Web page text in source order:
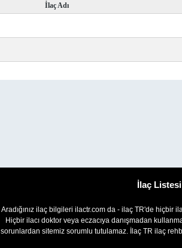
İlaç Adı
İlaç Listesi
Aradığınız ilaç bilgileri ilactr.com da - ilaç TR'de hiçbir
Hiçbir ilacı doktor veya eczacıya danışmadan
sorunlardan sitemiz sorumlu tutulamaz. İlaç TR ilaç